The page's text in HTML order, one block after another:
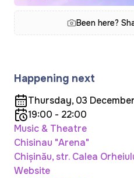
Been here?
Happening next
Thursday, 03
19:00 - 22:00
Music & Theatre
Chisinau "Arena"
Chișinău, str. Calea
Website